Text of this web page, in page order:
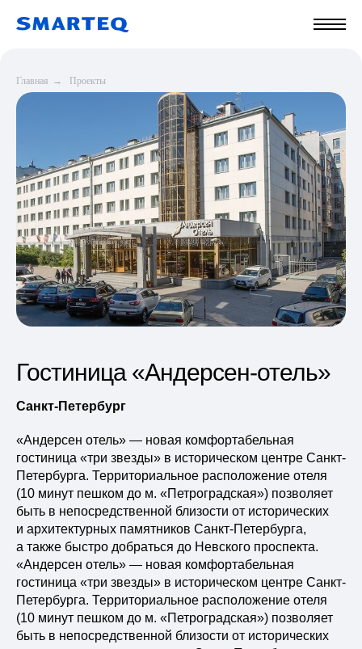
Главная → Проекты
Гостиница «Андерсен-отель»
Санкт-Петербург
«Андерсен отель» — новая комфортабельная
гостиница «три звезды» в историческом центре Санкт-
Петербурга. Территориальное расположение отеля
(10 минут пешком до м. «Петроградская») позволяет
быть в непосредственной близости от исторических
и архитектурных памятников Санкт-Петербурга,
а также быстро добраться до Невского проспекта.
«Андерсен отель» — новая комфортабельная
гостиница «три звезды» в историческом центре Санкт-
Петербурга. Территориальное расположение отеля
(10 минут пешком до м. «Петроградская») позволяет
быть в непосредственной близости от исторических